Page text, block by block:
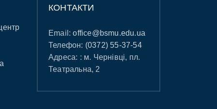
КОНТАКТИ
Email:office@bsmu.edu.ua
Телефон: (0372) 55-37-54
Адреса: : м. Чернівці, пл.
Театральна, 2